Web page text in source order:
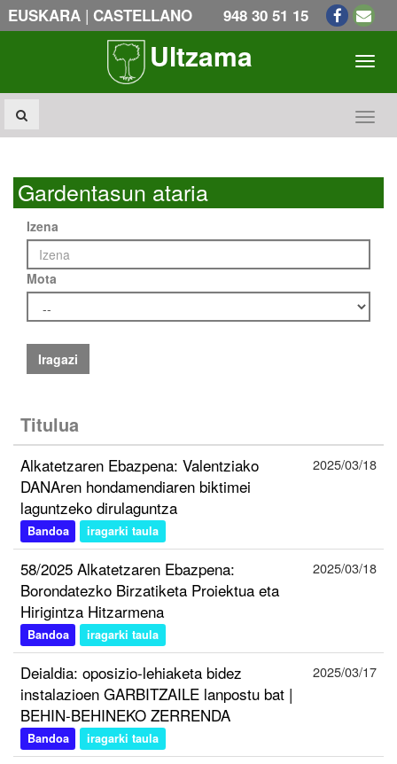
EUSKARA | CASTELLANO 948 30 51 15
Ultzama
Gardentasun ataria
Izena
Mota
Iragazi
Titulua
Alkatetzaren Ebazpena: Valentziako
DANAren hondamendiaren biktimei
laguntzeko dirulaguntza
Bandoa iragarki taula
2025/03/18
58/2025 Alkatetzaren Ebazpena:
Borondatezko Birzatiketa Proiektua eta
Hirigintza Hitzarmena
Bandoa iragarki taula
2025/03/18
Deialdia: oposizio-lehiaketa bidez
instalazioen GARBITZAILE lanpostu bat |
BEHIN-BEHINEKO ZERRENDA
Bandoa iragarki taula
2025/03/17